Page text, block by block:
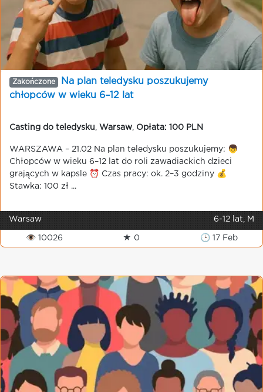
Zakończone
Na plan teledysku poszukujemy
chłopców w wieku 6–12 lat
Casting do teledysku Warsaw Opłata: 100 PLN
WARSZAWA – 21.02 Na plan teledysku poszukujemy: 👦
Chłopców w wieku 6–12 lat do roli zawadiackich dzieci
grających w kapsle ⏰ Czas pracy: ok. 2–3 godziny 💰
Stawka: 100 zł ...
Warsaw 6-12 lat, M
👁 10026 ★ 0 🕒 17 Feb